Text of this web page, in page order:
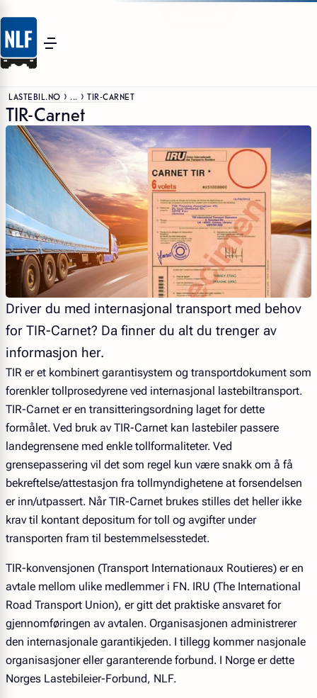
LASTEBIL.NO ... TIR-CARNET
TIR-Carnet
Driver du med internasjonal transport med behov
for TIR-Carnet? Da finner du alt du trenger av
informasjon her.
TIR er et kombinert garantisystem og transportdokument som
forenkler tollprosedyrene ved internasjonal lastebiltransport.
TIR-Carnet er en transitteringsordning laget for dette
formålet. Ved bruk av TIR-Carnet kan lastebiler passere
landegrensene med enkle tollformaliteter. Ved
grensepassering vil det som regel kun være snakk om å få
bekreftelse/attestasjon fra tollmyndighetene at forsendelsen
er inn/utpassert. Når TIR-Carnet brukes stilles det heller ikke
krav til kontant depositum for toll og avgifter under
transporten fram til bestemmelsesstedet.
TIR-konvensjonen (Transport Internationaux Routieres) er en
avtale mellom ulike medlemmer i FN. IRU (The International
Road Transport Union), er gitt det praktiske ansvaret for
gjennomføringen av avtalen. Organisasjonen administrerer
den internasjonale garantikjeden. I tillegg kommer nasjonale
organisasjoner eller garanterende forbund. I Norge er dette
Norges Lastebileier-Forbund, NLF.